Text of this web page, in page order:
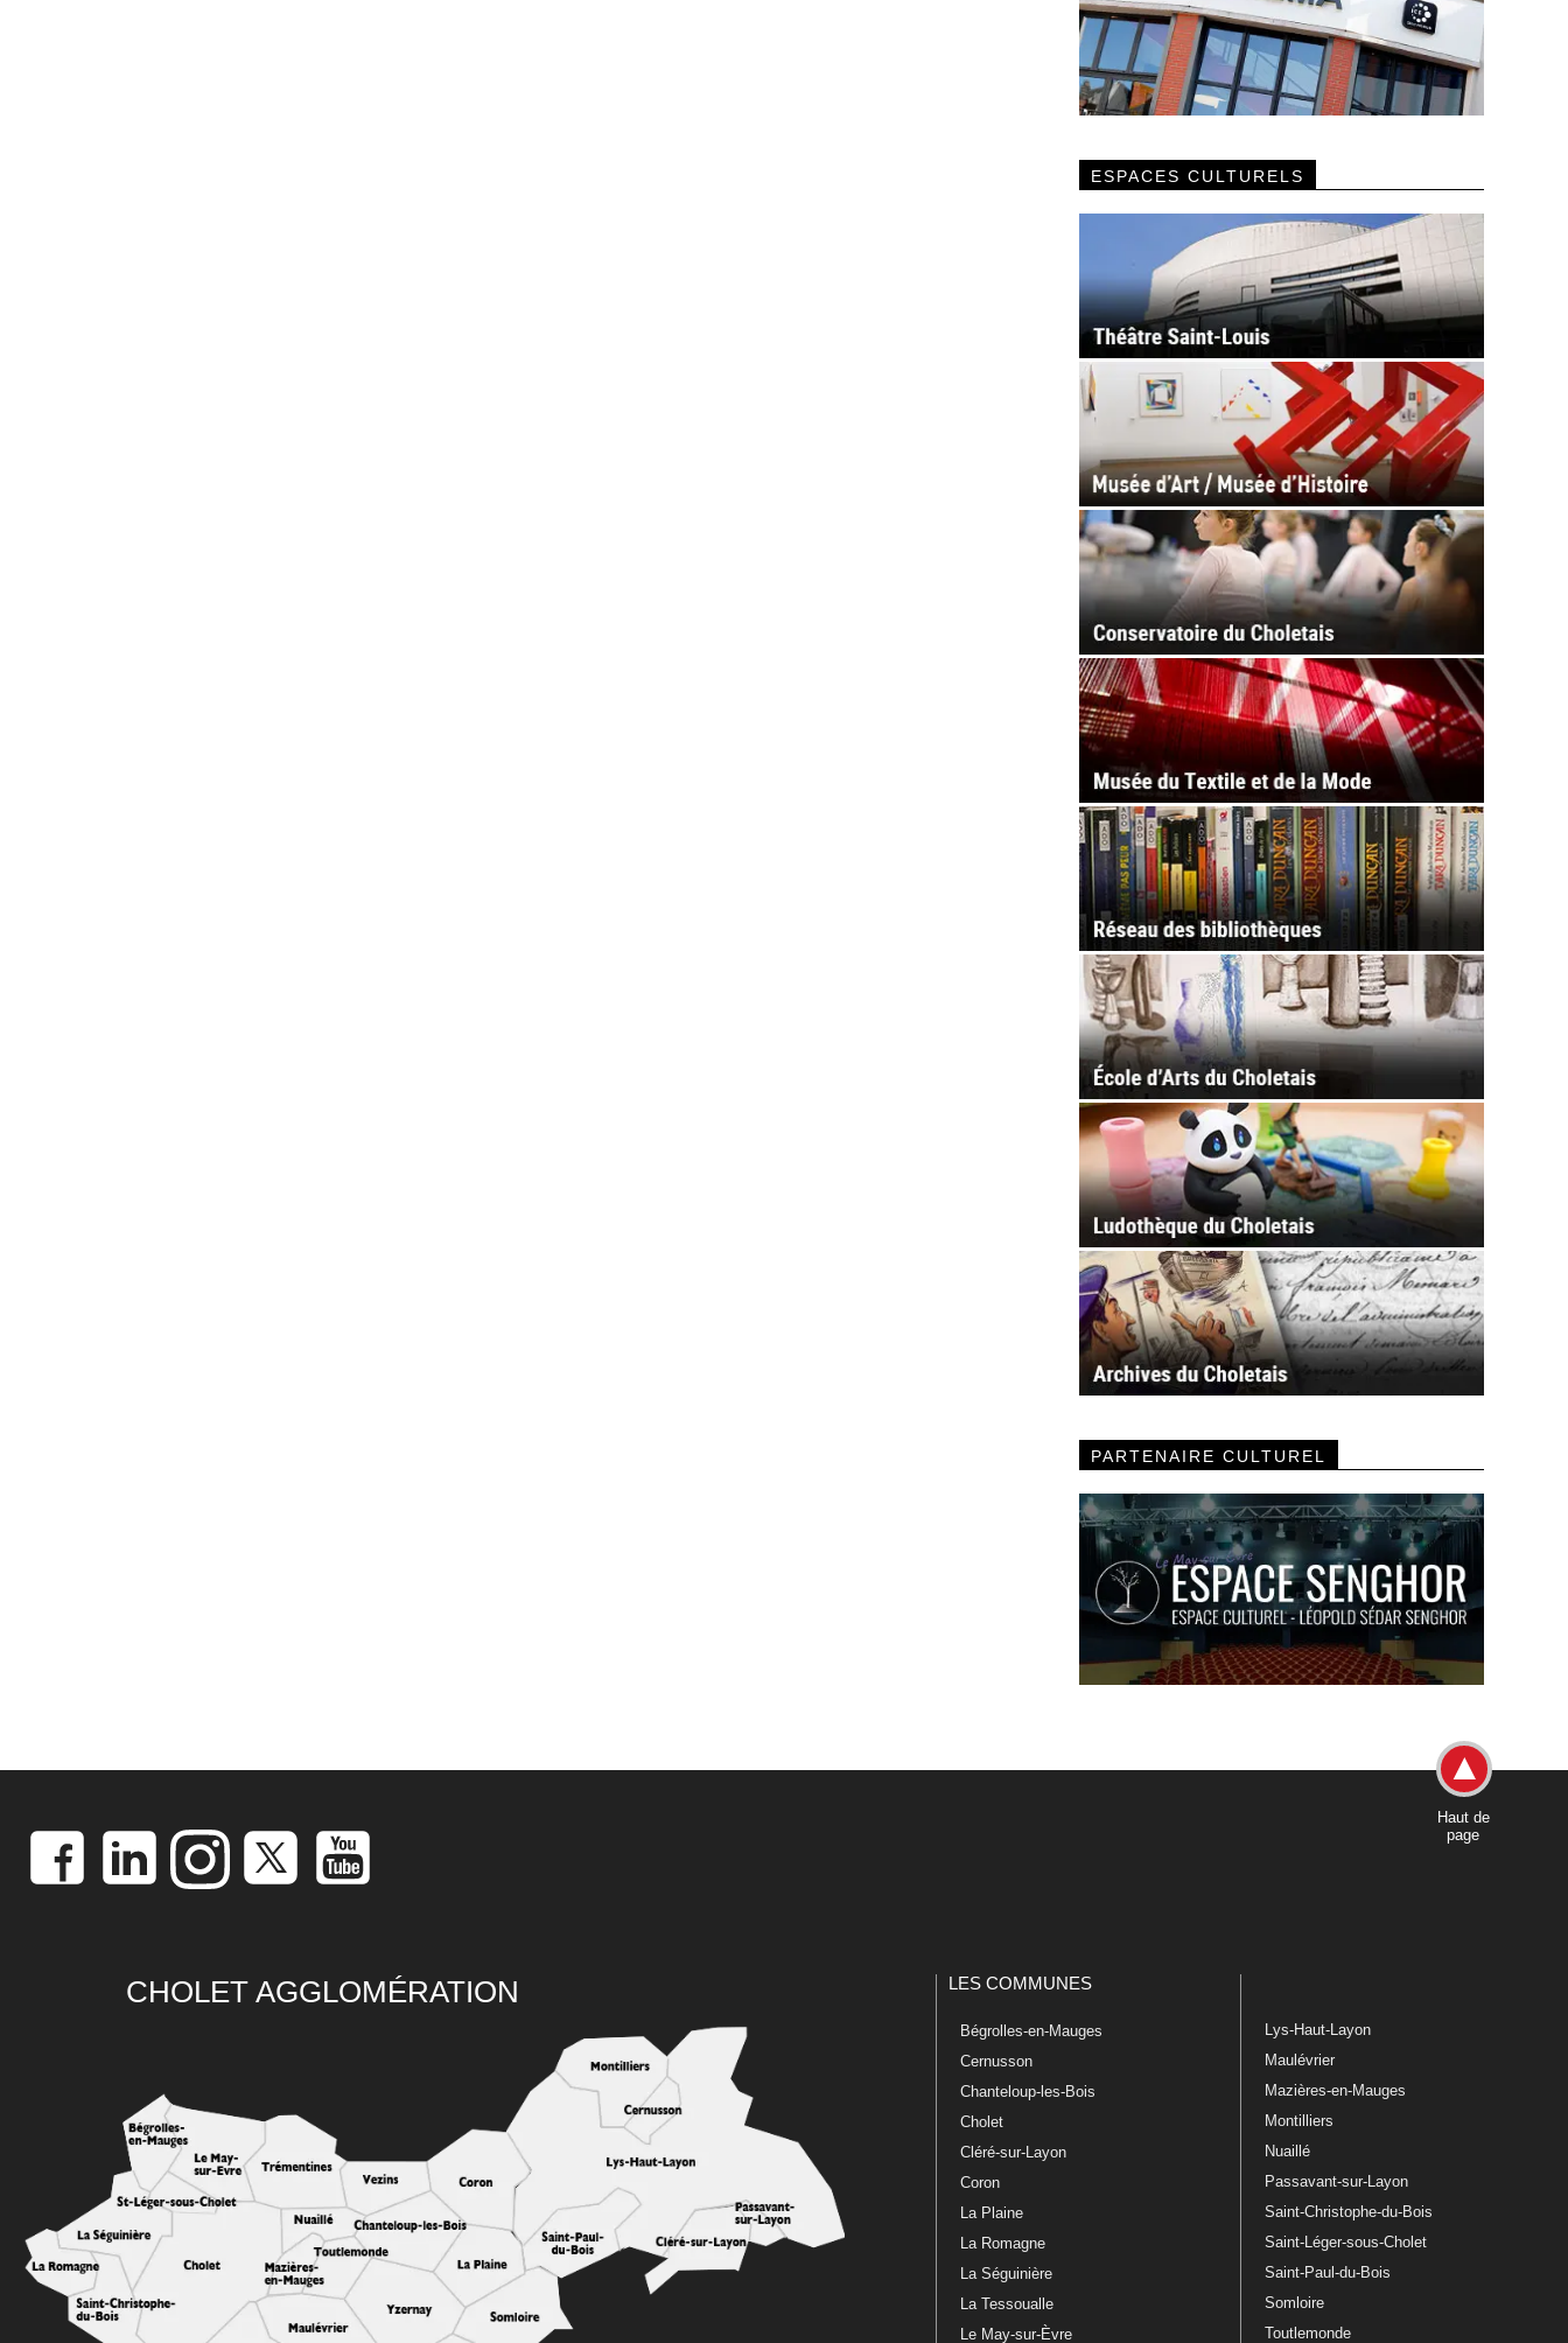
ESPACES CULTURELS
PARTENAIRE CULTUREL
Haut de
page
CHOLET AGGLOMÉRATION LES COMMUNES
Bégrolles-en-Mauges
Cernusson
Chanteloup-les-Bois
Cholet
Cléré-sur-Layon
Coron
La Plaine
La Romagne
La Séguinière
La Tessoualle
Le May-sur-Èvre
Lys-Haut-Layon
Maulévrier
Mazières-en-Mauges
Montilliers
Nuaillé
Passavant-sur-Layon
Saint-Christophe-du-Bois
Saint-Léger-sous-Cholet
Saint-Paul-du-Bois
Somloire
Toutlemonde